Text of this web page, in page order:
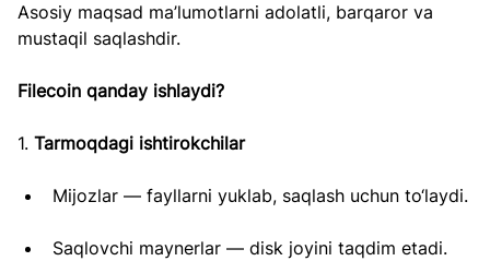
Asosiy maqsad ma’lumotlarni adolatli, barqaror va
mustaqil saqlashdir.
Filecoin qanday ishlaydi?
1. Tarmoqdagi ishtirokchilar
Mijozlar — fayllarni yuklab, saqlash uchun to‘laydi.
Saqlovchi maynerlar — disk joyini taqdim etadi.